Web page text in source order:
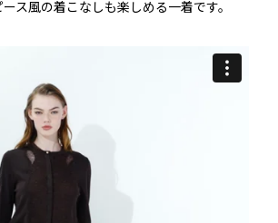
ス風の着こなしも楽しめる一着です。